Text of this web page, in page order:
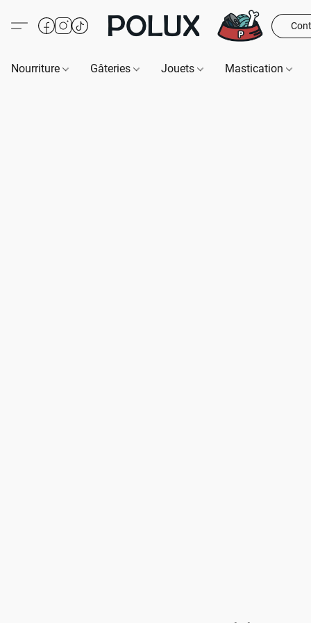
Nourriture Gâteries Jouets Mastication